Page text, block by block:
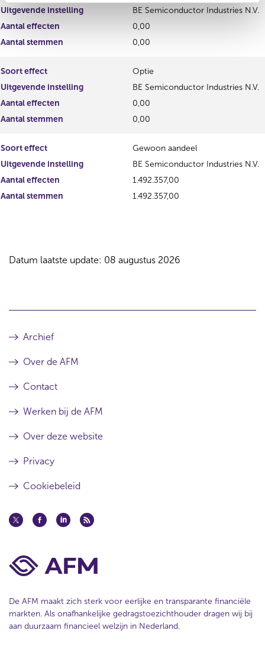
Uitgevende instelling
BE Semiconductor Industries N.V.
Aantal effecten
0,00
Aantal stemmen
0,00
Soort effect
Optie
Uitgevende instelling
BE Semiconductor Industries N.V.
Aantal effecten
0,00
Aantal stemmen
0,00
Soort effect
Gewoon aandeel
Uitgevende instelling
BE Semiconductor Industries N.V.
Aantal effecten
1.492.357,00
Aantal stemmen
1.492.357,00
Datum laatste update: 08 augustus 2026
Archief
Over de AFM
Contact
Werken bij de AFM
Over deze website
Privacy
Cookiebeleid
De AFM maakt zich sterk voor eerlijke en transparante financiële
markten. Als onafhankelijke gedragstoezichthouder dragen wij bij
aan duurzaam financieel welzijn in Nederland.